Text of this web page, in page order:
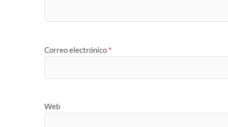
Correo electrónico *
Web